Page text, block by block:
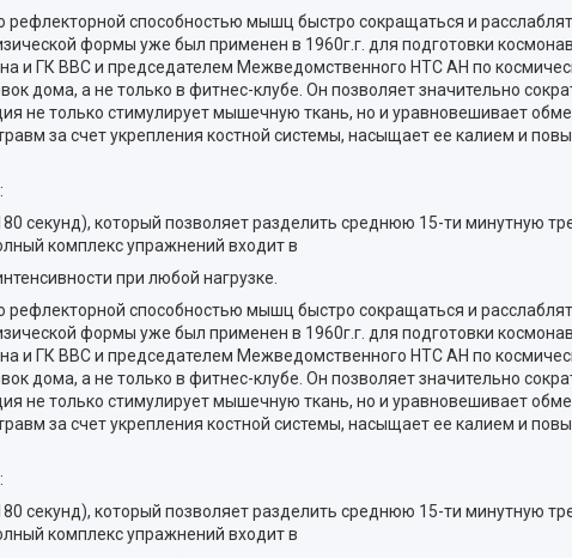
способностью мышц быстро сокращаться и
формы уже был применен в 1960г.г. для подготовки
и ГК ВВС и председателем Межведомственного НТС АН по
дома, а не только в фитнес-клубе. Он позволяет значительно
не только стимулирует мышечную ткань, но и уравновешивает
за счет укрепления костной системы, насыщает ее калием и
секунд), который позволяет разделить среднюю 15-ти минутную
комплекс упражнений входит в
при любой нагрузке.
способностью мышц быстро сокращаться и
формы уже был применен в 1960г.г. для подготовки
и ГК ВВС и председателем Межведомственного НТС АН по
дома, а не только в фитнес-клубе. Он позволяет значительно
не только стимулирует мышечную ткань, но и уравновешивает
за счет укрепления костной системы, насыщает ее калием и
секунд), который позволяет разделить среднюю 15-ти минутную
комплекс упражнений входит в